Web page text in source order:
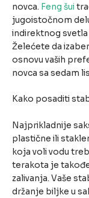
novca. Feng šui
jugoistočnom
indirektnog
Želećete da
osnovu vaših
novca sa sedam
Kako posaditi
Najprikladnije
plastične ili
koja voli vodu
terakota je
zalivanja. Vaše
držanje biljke u